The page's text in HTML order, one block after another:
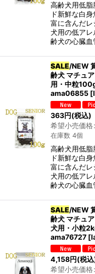
高齢犬用低
ド新鮮な白
富に含んだ
犬用の低ア
齢犬の心臓
SALE/NEW
齢犬 マチュ
用・中粒
ama06855 [
363円(税込)
希望小売価格:
在庫数 4個
高齢犬用低
ド新鮮な白
富に含んだ
犬用の低ア
齢犬の心臓
SALE/NEW
齢犬 マチュ
犬用・小粒
ama76727 [
4,158円(税
希望小売価格: